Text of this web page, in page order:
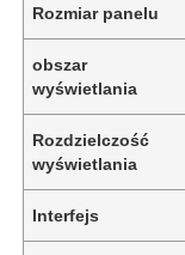
Rozmiar panelu
obszar
wyświetlania
Rozdzielczość
wyświetlania
Interfejs